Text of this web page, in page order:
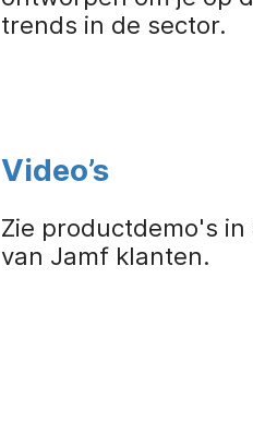
trends in de sector.
Video’s
Zie productdemo's
van Jamf klanten.